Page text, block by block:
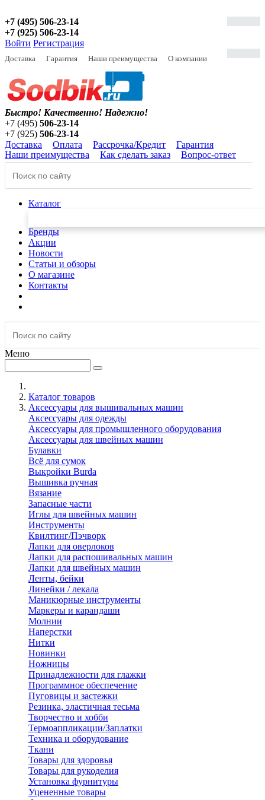
+7 (495) 506-23-14
+7 (925) 506-23-14
Войти Регистрация
Доставка Гарантия Наши преимущества О компании
Быстро! Качественно! Надежно!
+7 (495) 506-23-14
+7 (925) 506-23-14
Доставка
Оплата Рассрочка/Кредит
Гарантия
Наши преимущества
Как сделать заказ Вопрос-ответ
Каталог
Бренды
Акции
Новости
Статьи и обзоры
О магазине
Контакты
Меню
Каталог товаров
Аксессуары для вышивальных машин
Аксессуары для одежды
Аксессуары для промышленного оборудования
Аксессуары для швейных машин
Булавки
Всё для сумок
Выкройки Burda
Вышивка ручная
Вязание
Запасные части
Иглы для швейных машин
Инструменты
Квилтинг/Пэчворк
Лапки для оверлоков
Лапки для распошивальных машин
Лапки для швейных машин
Ленты, бейки
Линейки / лекала
Маникюрные инструменты
Маркеры и карандаши
Молнии
Наперстки
Нитки
Новинки
Ножницы
Принадлежности для глажки
Программное обеспечение
Пуговицы и застежки
Резинка, эластичная тесьма
Творчество и хобби
Термоаппликации/Заплатки
Техника и оборудование
Ткани
Товары для здоровья
Товары для рукоделия
Установка фурнитуры
Уцененные товары